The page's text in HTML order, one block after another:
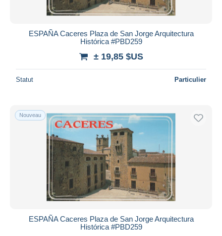
ESPAÑA Caceres Plaza de San Jorge Arquitectura
Histórica #PBD259
± 19,85 $US
Statut Particulier
Nouveau
ESPAÑA Caceres Plaza de San Jorge Arquitectura
Histórica #PBD259